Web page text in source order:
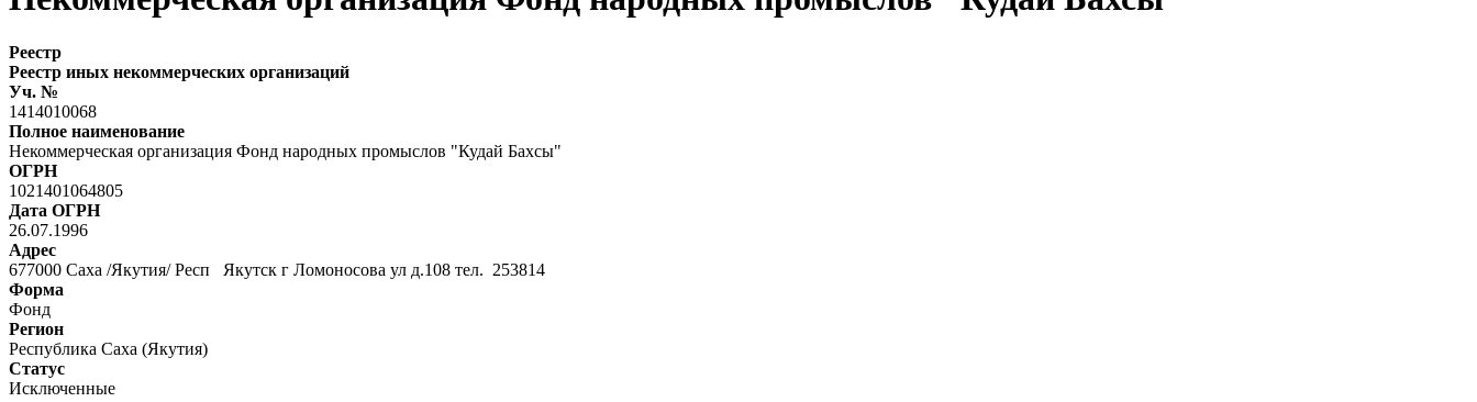
Реестр
Реестр иных некоммерческих организаций
Уч. №
1414010068
Полное наименование
Некоммерческая организация Фонд народных промыслов "Кудай Бахсы"
ОГРН
1021401064805
Дата ОГРН
26.07.1996
Адрес
677000 Саха /Якутия/ Респ Якутск г Ломоносова ул д.108 тел. 253814
Форма
Фонд
Регион
Республика Саха (Якутия)
Статус
Исключенные